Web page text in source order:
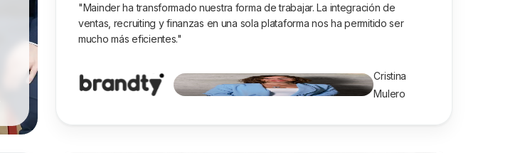
"Mainder ha transformado nuestra forma de trabajar. La integración de
ventas, recruiting y finanzas en una sola plataforma nos ha permitido ser
mucho más eficientes."
Cristina
Mulero